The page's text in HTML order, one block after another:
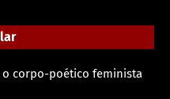
o corpo-poético feminista